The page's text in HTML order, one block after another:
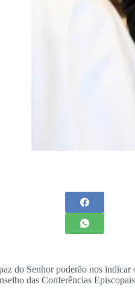
do Senhor poderão nos
das Conferências